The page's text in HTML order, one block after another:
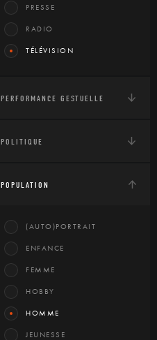
PRESSE
RADIO
TÉLÉVISION
PERFORMANCE GESTUELLE
POLITIQUE
POPULATION
(AUTO)PORTRAIT
ENFANCE
FEMME
HOBBY
HOMME
JEUNESSE